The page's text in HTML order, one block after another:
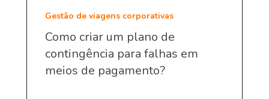
Gestão de viagens corporativas
Como criar um plano de
contingência para falhas em
meios de pagamento?